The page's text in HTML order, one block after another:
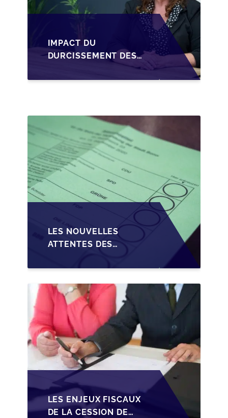
IMPACT DU
DURCISSEMENT DES
CRÉDIT SUR LA
LES NOUVELLES
ATTENTES DES
TRANSMISSION DES
PME BELGES
LES ENJEUX FISCAUX
DE LA CESSION DE